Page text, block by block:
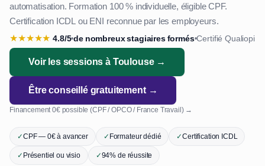
automatisation. Formation 100 % individuelle, éligible CPF.
Certification ICDL ou ENI reconnue par les employeurs.
★★★★★ 4.8/5•de nombreux stagiaires formés•Certifié Qualiopi
Voir les sessions à Toulouse →
Être conseillé gratuitement →
Financement 0€ possible (CPF / OPCO / France Travail) →
✓CPF — 0€ à avancer ✓Formateur dédié ✓Certification ICDL
✓Présentiel ou visio ✓94% de réussite